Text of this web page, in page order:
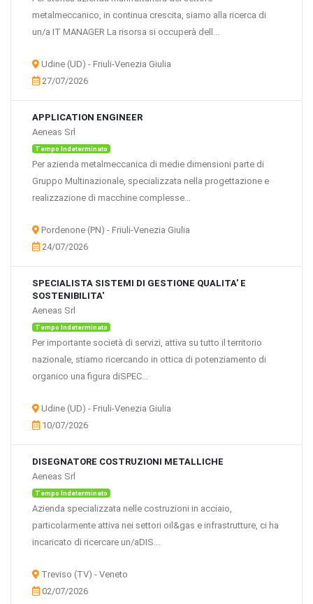
metalmeccanico, in continua crescita, siamo alla ricerca di
un/a IT MANAGER La risorsa si occuperà dell...
Udine (UD) - Friuli-Venezia Giulia
27/07/2026
APPLICATION ENGINEER
Aeneas Srl
Tempo Indeterminato
Per azienda metalmeccanica di medie dimensioni parte di
Gruppo Multinazionale, specializzata nella progettazione e
realizzazione di macchine complesse...
Pordenone (PN) - Friuli-Venezia Giulia
24/07/2026
SPECIALISTA SISTEMI DI GESTIONE QUALITA' E
SOSTENIBILITA'
Aeneas Srl
Tempo Indeterminato
Per importante società di servizi, attiva su tutto il territorio
nazionale, stiamo ricercando in ottica di potenziamento di
organico una figura diSPEC...
Udine (UD) - Friuli-Venezia Giulia
10/07/2026
DISEGNATORE COSTRUZIONI METALLICHE
Aeneas Srl
Tempo Indeterminato
Azienda specializzata nelle costruzioni in acciaio,
particolarmente attiva nei settori oil&gas e infrastrutture, ci ha
incaricato di ricercare un/aDIS...
Treviso (TV) - Veneto
02/07/2026